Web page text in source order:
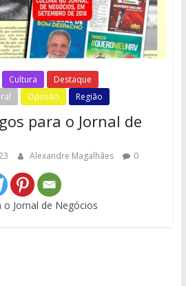
Cultura
Destaque
Opinião Região
para o Jornal de
Alexandre Magalhães 0
Jornal de Negócios